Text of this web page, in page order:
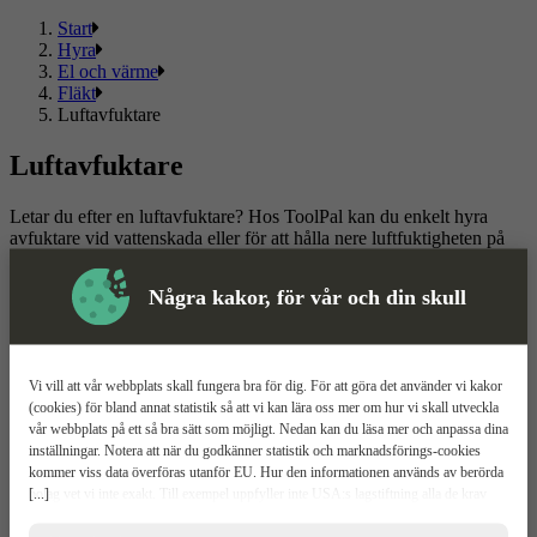
Några kakor, för vår och din skull
[...]
Vi vill att vår webbplats skall fungera bra för dig. För att göra det använder vi kakor
(cookies) för bland annat statistik så att vi kan lära oss mer om hur vi skall utveckla
vår webbplats på ett så bra sätt som möjligt. Nedan kan du läsa mer och anpassa dina
inställningar. Notera att när du godkänner statistik och marknadsförings-cookies
kommer viss data överföras utanför EU. Hur den informationen används av berörda
bolag vet vi inte exakt. Till exempel uppfyller inte USA:s lagstiftning alla de krav
Start
Hyra
El och värme
Fläkt
Luftavfuktare
Luftavfuktare
Letar du efter en luftavfuktare? Hos ToolPal kan du enkelt hyra
avfuktare vid vattenskada eller för att hålla nere luftfuktigheten på
konkurrenskraftiga priser och snabb leverans direkt till arbetsplatsen.
Vi erbjuder flexibla uthyrningslösningar – hyr för en fast period eller
välj ett avtal med öppen hyrestid för projekt som kan variera i tid.
Registrera dig och beställ din avfuktare idag!
Läs mer Läs mindre
Om ToolPal
Om oss